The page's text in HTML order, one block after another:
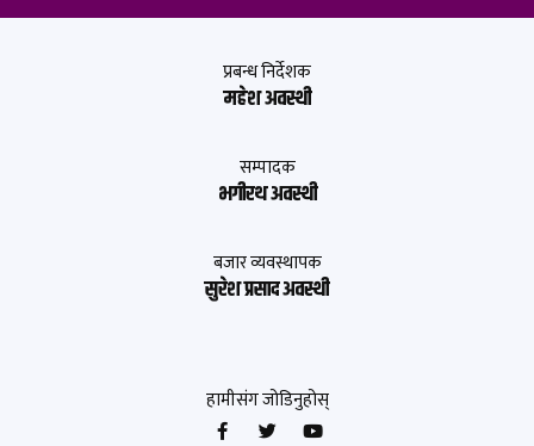
प्रबन्ध निर्देशक
महेश अवस्थी
सम्पादक
भगीरथ अवस्थी
बजार व्यवस्थापक
सुरेश प्रसाद अवस्थी
हामीसंग जोडिनुहोस्